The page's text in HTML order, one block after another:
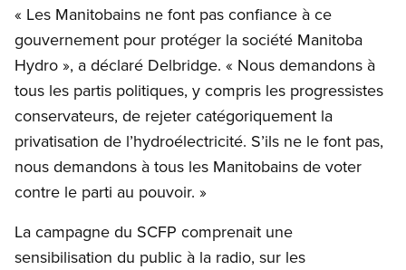
« Les Manitobains ne font pas confiance à ce
gouvernement pour protéger la société Manitoba
Hydro », a déclaré Delbridge. « Nous demandons à
tous les partis politiques, y compris les progressistes
conservateurs, de rejeter catégoriquement la
privatisation de l’hydroélectricité. S’ils ne le font pas,
nous demandons à tous les Manitobains de voter
contre le parti au pouvoir. »
La campagne du SCFP comprenait une
sensibilisation du public à la radio, sur les